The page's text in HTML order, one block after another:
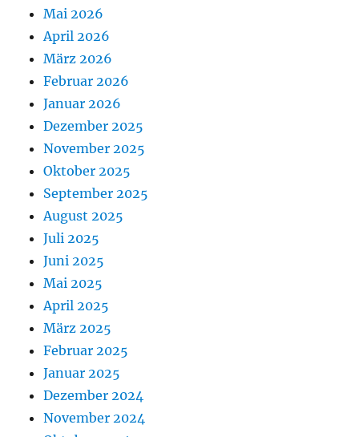
Mai 2026
April 2026
März 2026
Februar 2026
Januar 2026
Dezember 2025
November 2025
Oktober 2025
September 2025
August 2025
Juli 2025
Juni 2025
Mai 2025
April 2025
März 2025
Februar 2025
Januar 2025
Dezember 2024
November 2024